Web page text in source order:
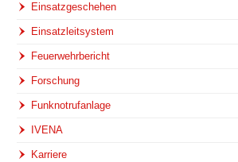
Einsatzgeschehen
Einsatzleitsystem
Feuerwehrbericht
Forschung
Funknotrufanlage
IVENA
Karriere